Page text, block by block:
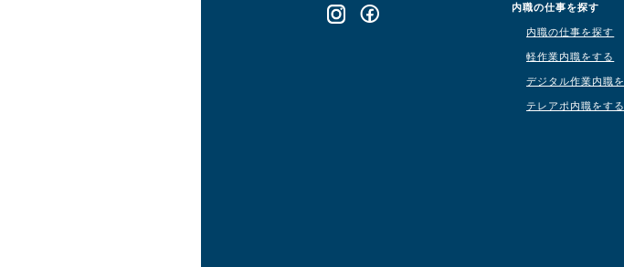
内職の仕事を探す
内職の仕事を探す
軽作業内職をする
デジタル作業内職
テレアポ内職をする